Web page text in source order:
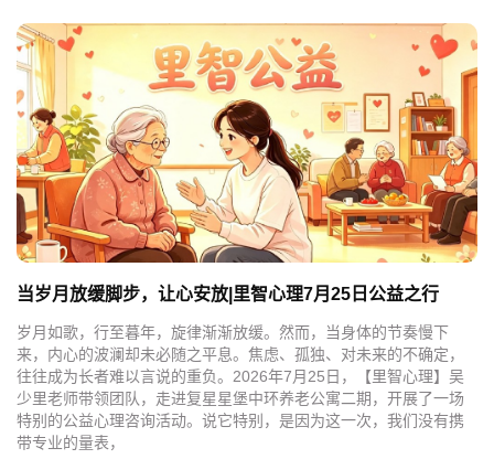
当岁月放缓脚步，让心安放|里智心理7月25日公益之行
岁月如歌，行至暮年，旋律渐渐放缓。然而，当身体的节奏慢下
来，内心的波澜却未必随之平息。焦虑、孤独、对未来的不确定，
往往成为长者难以言说的重负。2026年7月25日，【里智心理】吴
少里老师带领团队，走进复星星堡中环养老公寓二期，开展了一场
特别的公益心理咨询活动。说它特别，是因为这一次，我们没有携
带专业的量表，